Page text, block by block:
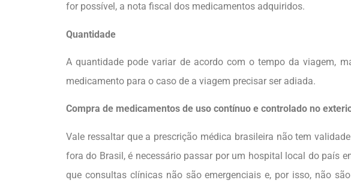
for possível, a nota fiscal dos medicamentos adquiridos.
Quantidade
A quantidade pode variar de acordo com o tempo da viagem,
medicamento para o caso de a viagem precisar ser adiada.
Compra de medicamentos de uso contínuo e controlado no
Vale ressaltar que a prescrição médica brasileira não tem
fora do Brasil, é necessário passar por um hospital local do país
que consultas clínicas não são emergenciais e, por isso, não